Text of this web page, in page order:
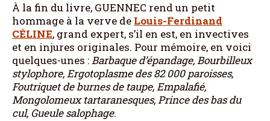
À la fin du livre, GUENNEC rend un petit
hommage à la verve de Louis-Ferdinand
CÉLINE, grand expert, s’il en est, en invectives
et en injures originales. Pour mémoire, en voici
quelques-unes :Barbaque d’épandage, Bourbilleux
stylophore, Ergotoplasme des 82 000 paroisses,
Foutriquet de burnes de taupe, Empalafié,
Mongolomeux tartaranesques, Prince des bas du
cul, Gueule salophage.